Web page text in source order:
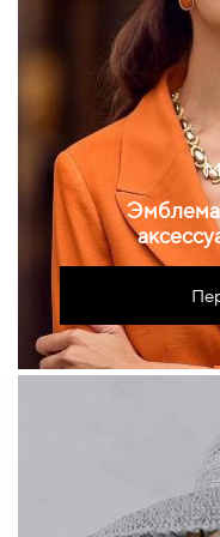
Эмблема